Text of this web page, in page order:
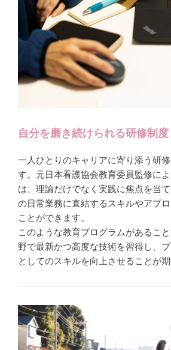
自分を磨き続けられる研修制度
一人ひとりのキャリアに寄り添う研
す。元日本看護協会教育委員監修に
は、理論だけでなく実践に焦点を当
の日常業務に直結するスキルやアプ
ことができます。
このような教育プログラムがあるこ
野で最新かつ高度な技術を習得し、
としてのスキルを向上させることが期